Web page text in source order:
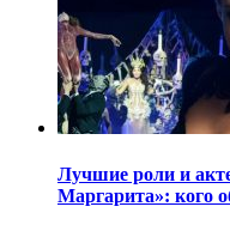
Лучшие роли и
Маргарита»: кого